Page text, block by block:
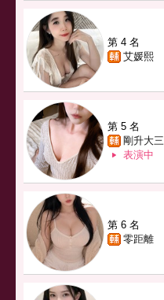
第 4 名
艾媛熙
第 5 名
剛升大三
表演中
第 6 名
零距離